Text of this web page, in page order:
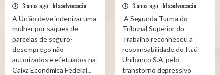
3 anos ago bfsadvocacia
A União deve indenizar uma
mulher por saques de
parcelas de seguro-
desemprego não
autorizados e efetuados na
Caixa Econômica Federal...
3 anos ago bfsadvocacia
A Segunda Turma do
Tribunal Superior do
Trabalho reconheceu a
responsabilidade do Itaú
Unibanco S.A. pelo
transtorno depressivo